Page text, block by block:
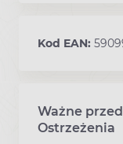
Kod EAN:
Ważne
Ostrzeżenia